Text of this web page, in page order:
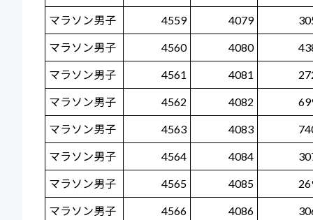
マラソン男子 4559 4079
マラソン男子 4560 4080
マラソン男子 4561 4081
マラソン男子 4562 4082
マラソン男子 4563 4083
マラソン男子 4564 4084
マラソン男子 4565 4085
マラソン男子 4566 4086